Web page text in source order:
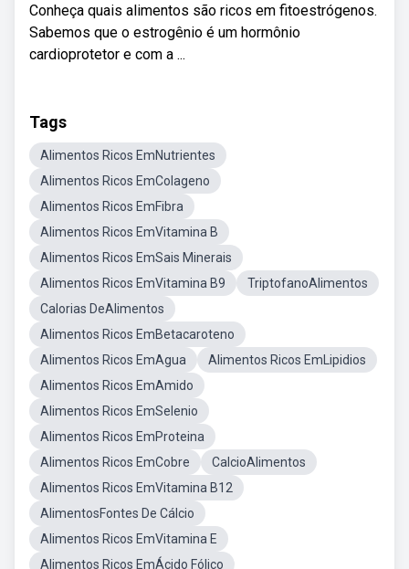
Conheça quais alimentos são ricos em fitoestrógenos.
Sabemos que o estrogênio é um hormônio
cardioprotetor e com a ...
Tags
Alimentos Ricos EmNutrientes
Alimentos Ricos EmColageno
Alimentos Ricos EmFibra
Alimentos Ricos EmVitamina B
Alimentos Ricos EmSais Minerais
Alimentos Ricos EmVitamina B9
TriptofanoAlimentos
Calorias DeAlimentos
Alimentos Ricos EmBetacaroteno
Alimentos Ricos EmAgua
Alimentos Ricos EmLipidios
Alimentos Ricos EmAmido
Alimentos Ricos EmSelenio
Alimentos Ricos EmProteina
Alimentos Ricos EmCobre
CalcioAlimentos
Alimentos Ricos EmVitamina B12
AlimentosFontes De Cálcio
Alimentos Ricos EmVitamina E
Alimentos Ricos EmÁcido Fólico